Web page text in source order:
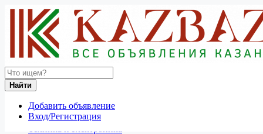
Найти
Добавить объявление
Вход/Регистрация
Россия
Разное
Личные вещи